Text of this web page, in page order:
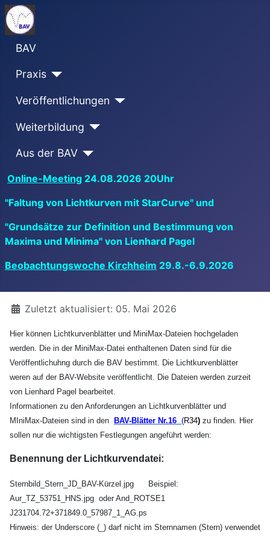
BAV
Praxis
Veröffentlichungen
Weiterbildung
Aus der BAV
Online-Meeting 24.08.2026 20Uhr
"Faltung von Lichtkurven mit StarCurve" und
"Grundsätze zur Definition und Bestimmung von
Maxima und Minima" von Lienhard Pagel
Beobachtungswoche Kirchheim 29.8.-6.9.2026
DetailsZuletzt aktualisiert: 05. Mai 2026
Hier können Lichtkurvenblätter und MiniMax-Dateien hochgeladen
werden. Die in der MiniMax-Datei enthaltenen Daten sind für die
Veröffentlichuhng durch die BAV bestimmt. Die Lichtkurvenblätter
weren auf der BAV-Website veröffentlicht. Die Dateien werden zurzeit
von Lienhard Pagel bearbeitet.
Informationen zu den Anforderungen an Lichtkurvenblätter und
MIniMax-Dateien sind in den
BAV-Blätter Nr.16 (R34) zu finden. Hier
sollen nur die wichtigsten Festlegungen angeführt werden:
Benennung der Lichtkurvendatei:
Sternbild_Stern_JD_BAV-Kürzel.jpg Beispiel:
Aur_TZ_53751_HNS.jpg oder And_ROTSE1
J231704.72+371849.0_57987_1_AG.ps
Hinweis: der Underscore (_) darf nicht im Sternnamen (Stern) verwendet